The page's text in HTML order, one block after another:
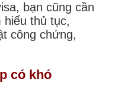
bạn cũng cần
thủ tục,
công chứng,
có khó